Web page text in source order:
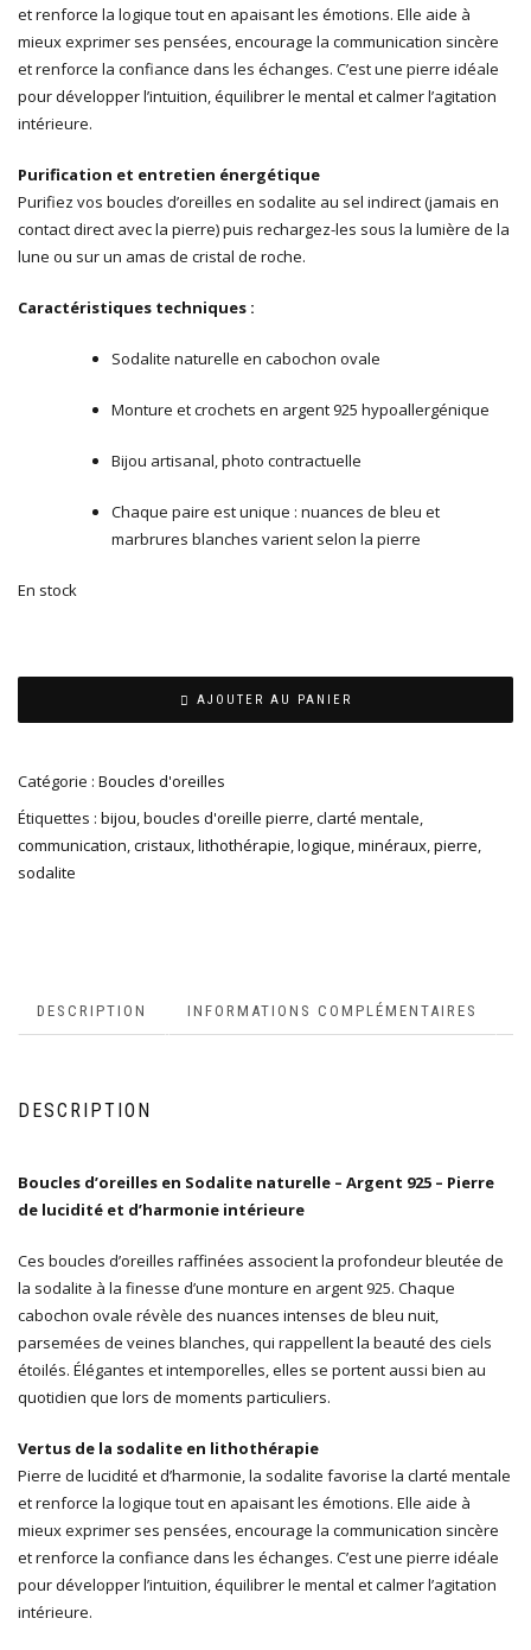
et renforce la logique tout en apaisant les émotions. Elle aide à
mieux exprimer ses pensées, encourage la communication sincère
et renforce la confiance dans les échanges. C’est une pierre idéale
pour développer l’intuition, équilibrer le mental et calmer l’agitation
intérieure.
Purification et entretien énergétique
Purifiez vos boucles d’oreilles en sodalite au sel indirect (jamais en
contact direct avec la pierre) puis rechargez-les sous la lumière de la
lune ou sur un amas de cristal de roche.
Caractéristiques techniques :
Sodalite naturelle en cabochon ovale
Monture et crochets en argent 925 hypoallergénique
Bijou artisanal, photo contractuelle
Chaque paire est unique : nuances de bleu et
marbrures blanches varient selon la pierre
En stock
AJOUTER AU PANIER
Catégorie : Boucles d'oreilles
Étiquettes : bijou,boucles d'oreille pierre,clarté mentale,
communication,cristaux,lithothérapie,logique,minéraux,pierre,
sodalite
DESCRIPTION INFORMATIONS COMPLÉMENTAIRES
DESCRIPTION
Boucles d’oreilles en Sodalite naturelle – Argent 925 – Pierre
de lucidité et d’harmonie intérieure
Ces boucles d’oreilles raffinées associent la profondeur bleutée de
la sodalite à la finesse d’une monture en argent 925. Chaque
cabochon ovale révèle des nuances intenses de bleu nuit,
parsemées de veines blanches, qui rappellent la beauté des ciels
étoilés. Élégantes et intemporelles, elles se portent aussi bien au
quotidien que lors de moments particuliers.
Vertus de la sodalite en lithothérapie
Pierre de lucidité et d’harmonie, la sodalite favorise la clarté mentale
et renforce la logique tout en apaisant les émotions. Elle aide à
mieux exprimer ses pensées, encourage la communication sincère
et renforce la confiance dans les échanges. C’est une pierre idéale
pour développer l’intuition, équilibrer le mental et calmer l’agitation
intérieure.